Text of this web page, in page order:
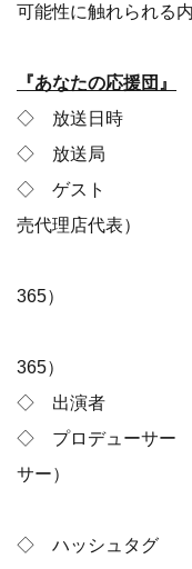
可能性に触れられる
『あなたの応援団』
◇ 放送日時 ： 6
◇ 放送局 ：
◇ ゲスト ： 伊
売代理店代表）
屋宜 亮気
365）
宮坂 みさ
365）
◇ 出演者 ：
◇ プロデューサー
サー）
◇ ハッシュタグ